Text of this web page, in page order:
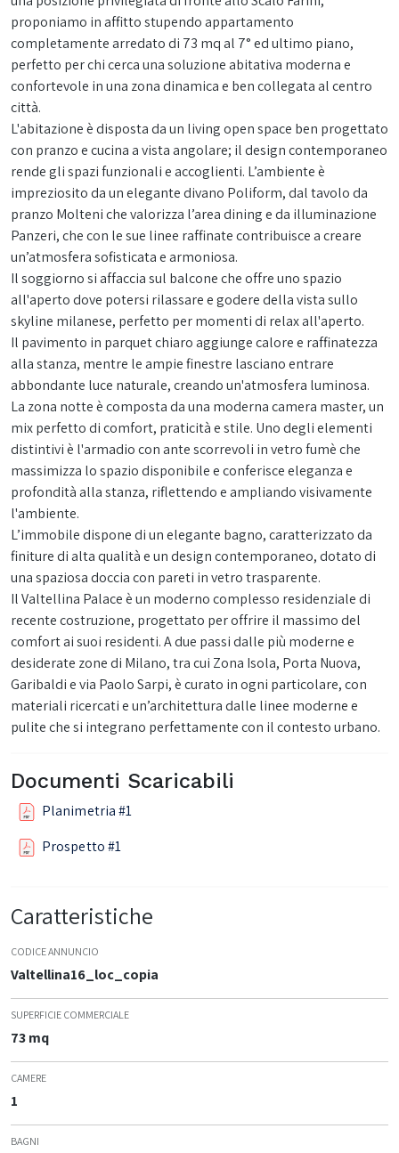
proponiamo in affitto stupendo appartamento
completamente arredato di 73 mq al 7° ed ultimo piano,
perfetto per chi cerca una soluzione abitativa moderna e
confortevole in una zona dinamica e ben collegata al centro
città.
L'abitazione è disposta da un living open space ben progettato
con pranzo e cucina a vista angolare; il design contemporaneo
rende gli spazi funzionali e accoglienti. L’ambiente è
impreziosito da un elegante divano Poliform, dal tavolo da
pranzo Molteni che valorizza l’area dining e da illuminazione
Panzeri, che con le sue linee raffinate contribuisce a creare
un’atmosfera sofisticata e armoniosa.
Il soggiorno si affaccia sul balcone che offre uno spazio
all'aperto dove potersi rilassare e godere della vista sullo
skyline milanese, perfetto per momenti di relax all'aperto.
Il pavimento in parquet chiaro aggiunge calore e raffinatezza
alla stanza, mentre le ampie finestre lasciano entrare
abbondante luce naturale, creando un'atmosfera luminosa.
La zona notte è composta da una moderna camera master, un
mix perfetto di comfort, praticità e stile. Uno degli elementi
distintivi è l'armadio con ante scorrevoli in vetro fumè che
massimizza lo spazio disponibile e conferisce eleganza e
profondità alla stanza, riflettendo e ampliando visivamente
l'ambiente.
L’immobile dispone di un elegante bagno, caratterizzato da
finiture di alta qualità e un design contemporaneo, dotato di
una spaziosa doccia con pareti in vetro trasparente.
Il Valtellina Palace è un moderno complesso residenziale di
recente costruzione, progettato per offrire il massimo del
comfort ai suoi residenti. A due passi dalle più moderne e
desiderate zone di Milano, tra cui Zona Isola, Porta Nuova,
Garibaldi e via Paolo Sarpi, è curato in ogni particolare, con
materiali ricercati e un’architettura dalle linee moderne e
pulite che si integrano perfettamente con il contesto urbano.
Documenti Scaricabili
Planimetria #1
Prospetto #1
Caratteristiche
CODICE ANNUNCIO
Valtellina16_loc_copia
SUPERFICIE COMMERCIALE
73 mq
CAMERE
1
BAGNI